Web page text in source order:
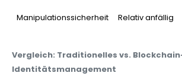
Vergleich: Traditionelles vs.
Identitätsmanagement
Manipulationssicherheit Relativ anfällig